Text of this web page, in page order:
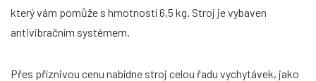
který vám pomůže s hmotností 6,5 kg. Stroj je vybaven
antivibračním systémem.
Přes příznivou cenu nabídne stroj celou řadu vychytávek, jako